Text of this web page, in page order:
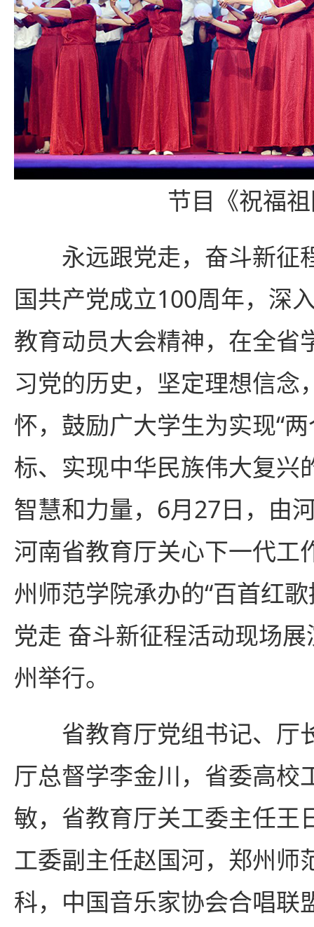
节目《祝福
永远跟党走，奋斗新征
国共产党成立100周年，深
教育动员大会精神，在全省
习党的历史，坚定理想信念
怀，鼓励广大学生为实现“
标、实现中华民族伟大复兴
智慧和力量，6月27日，由
河南省教育厅关心下一代工
州师范学院承办的“百首红
党走 奋斗新征程活动现场
州举行。
省教育厅党组书记、厅
厅总督学李金川，省委高校
敏，省教育厅关工委主任王
工委副主任赵国河，郑州师
科，中国音乐家协会合唱联